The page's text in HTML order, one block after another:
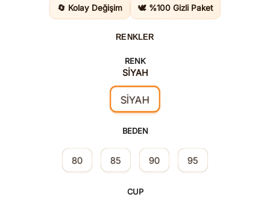
🔄 Kolay Değişim 🕊️ %100 Gizli Paket
RENKLER
RENK
SİYAH
SİYAH
BEDEN
80 85 90 95
CUP